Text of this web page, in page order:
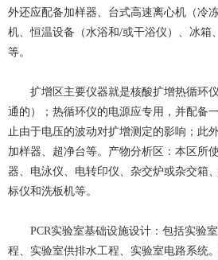
外还应配备加样器、台式高速离心机（冷
机、恒温设备（水浴和/或干浴仪）、冰箱
等。
扩增区主要仪器就是核酸扩增热循环
通的）；热循环仪的电源应专用，并配备
止由于电压的波动对扩增测定的影响；此
加样器、超净台等。产物分析区：本区所
器、电泳仪、电转印仪、杂交炉或杂交箱
标仪和洗板机等。
PCR实验室基础设施设计：包括实验
程、实验室供排水工程、实验室电路系统